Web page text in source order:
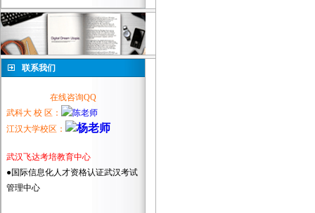
联系我们
在线咨询QQ
武科大 校 区：
江汉大学校区：
武汉飞达考培教育中心
●国际信息化人才资格认证武汉考试
管理中心